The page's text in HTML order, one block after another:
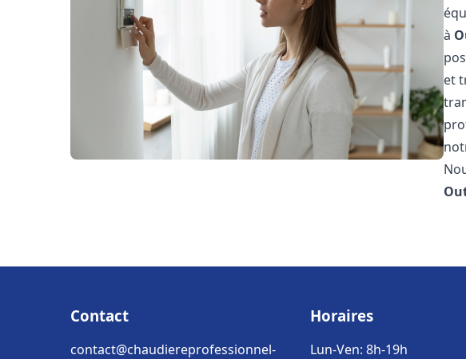
à
et
Contact
contact@chaudiereprofessionnel-
Horaires
Lun-Ven: 8h-19h